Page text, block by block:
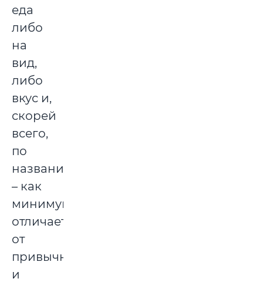
еда
либо
на
вид,
либо
вкус и,
скорей
всего,
по
названию
– как
минимум
отличается
от
привычных
и